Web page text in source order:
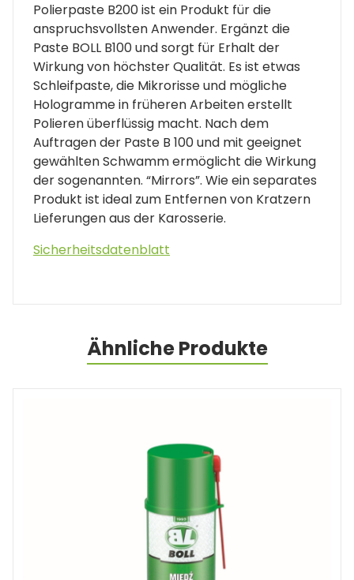
Polierpaste B200 ist ein Produkt für die
anspruchsvollsten Anwender. Ergänzt die
Paste BOLL B100 und sorgt für Erhalt der
Wirkung von höchster Qualität. Es ist etwas
Schleifpaste, die Mikrorisse und mögliche
Hologramme in früheren Arbeiten erstellt
Polieren überflüssig macht. Nach dem
Auftragen der Paste B 100 und mit geeignet
gewählten Schwamm ermöglicht die Wirkung
der sogenannten. “Mirrors”. Wie ein separates
Produkt ist ideal zum Entfernen von Kratzern
Lieferungen aus der Karosserie.
Sicherheitsdatenblatt
Ähnliche Produkte